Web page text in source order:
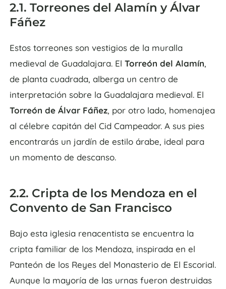
2.1. Torreones del Alamín y Álvar
Fáñez
Estos torreones son vestigios de la muralla
medieval de Guadalajara. El Torreón del Alamín,
de planta cuadrada, alberga un centro de
interpretación sobre la Guadalajara medieval. El
Torreón de Álvar Fáñez, por otro lado, homenajea
al célebre capitán del Cid Campeador. A sus pies
encontrarás un jardín de estilo árabe, ideal para
un momento de descanso.
2.2. Cripta de los Mendoza en el
Convento de San Francisco
Bajo esta iglesia renacentista se encuentra la
cripta familiar de los Mendoza, inspirada en el
Panteón de los Reyes del Monasterio de El Escorial.
Aunque la mayoría de las urnas fueron destruidas